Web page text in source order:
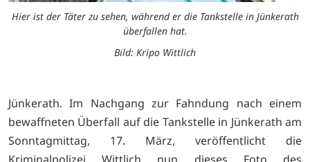
Hier ist der Täter zu sehen, während er die Tankstelle in Jünkerath
überfallen hat.
Bild: Kripo Wittlich
Jünkerath. Im Nachgang zur Fahndung nach einem
bewaffneten Überfall auf die Tankstelle in Jünkerath am
Sonntagmittag, 17. März, veröffentlicht die